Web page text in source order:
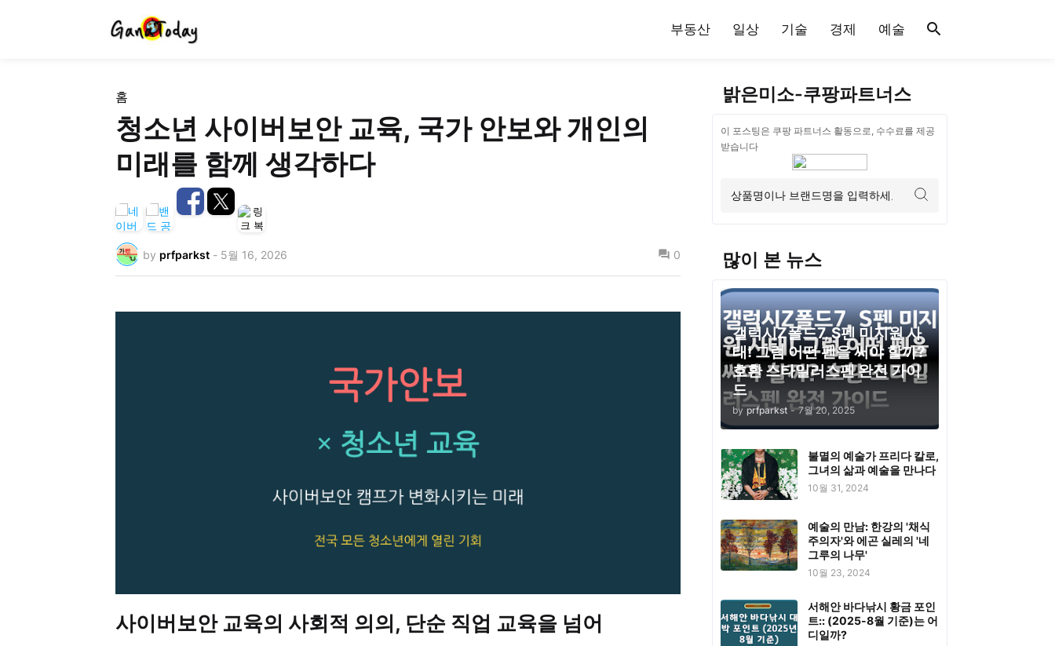
부동산 일상 기술 경제 예술
홈
청소년 사이버보안 교육, 국가 안보와 개인의
미래를 함께 생각하다
by prfparkst - 5월 16, 2026 0
사이버보안 교육의 사회적 의의, 단순 직업 교육을 넘어
밝은미소-쿠팡파트너스
이 포스팅은 쿠팡 파트너스 활동으로, 수수료를 제공
받습니다
많이 본 뉴스
갤럭시Z폴드7, S펜 미지원 사
태! 그럼 어떤 펜을 써야 할까?
호환 스타일러스펜 완전 가이
드
by prfparkst - 7월 20, 2025
불멸의 예술가 프리다 칼로,
그녀의 삶과 예술을 만나다
10월 31, 2024
예술의 만남: 한강의 '채식
주의자'와 에곤 실레의 '네
그루의 나무'
10월 23, 2024
서해안 바다낚시 황금 포인
트:: (2025-8월 기준)는 어
디일까?